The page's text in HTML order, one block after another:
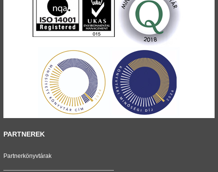
PARTNEREK
Partnerkönyvtárak